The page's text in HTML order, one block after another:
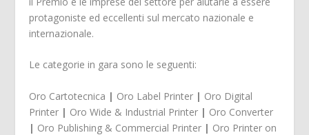
protagoniste ed eccellenti sul mercato nazionale e
internazionale.
Le categorie in gara sono le seguenti:
Oro Cartotecnica | Oro Label Printer | Oro Digital
Printer | Oro Wide & Industrial Printer | Oro Converter
| Oro Publishing & Commercial Printer | Oro Printer on